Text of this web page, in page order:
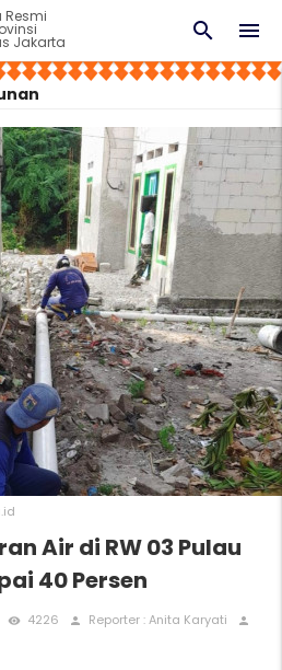
Resmi
Jakarta menu
search
Air di RW 03 Pulau
40 Persen
remove_red_eye 4226 person Reporter : Anita Karyati person